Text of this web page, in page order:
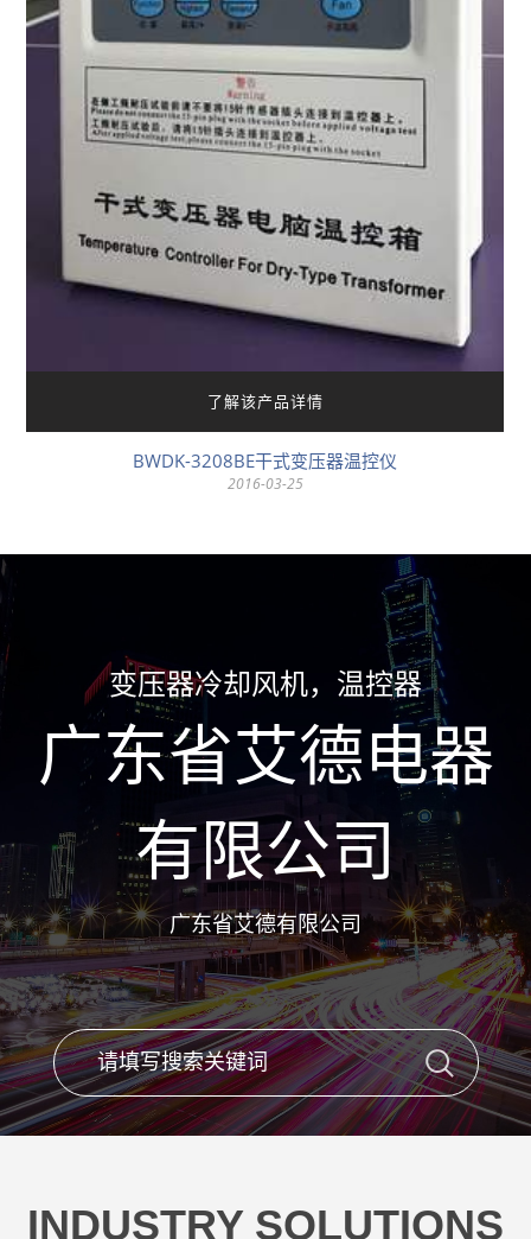
了解该产品详情
BWDK-3208BE干式变压器温控仪
2016-03-25
变压器冷却风机，温控器
广东省艾德电器
有限公司
广东省艾德有限公司
INDUSTRY SOLUTIONS